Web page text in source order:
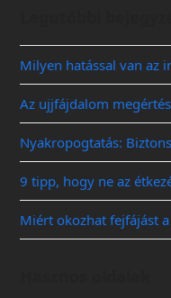
Milyen hatással van az
Az ujjfájdalom
Nyakropogtatás:
9 tipp, hogy ne az
Miért okozhat fejfájást